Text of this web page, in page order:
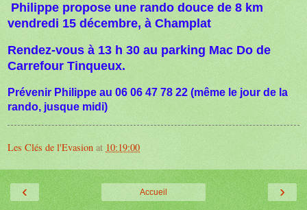
Philippe propose une rando douce de 8 km
vendredi 15 décembre, à Champlat
Rendez-vous à 13 h 30 au parking Mac Do de
Carrefour Tinqueux.
Prévenir Philippe au 06 06 47 78 22 (même le jour de la
rando, jusque midi)
Les Clés de l'Evasion at 10:19:00
‹ ›
Accueil